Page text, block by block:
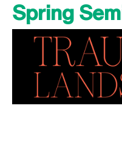
Spring